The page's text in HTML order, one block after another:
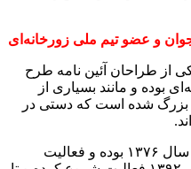
و عضو تیم ملی زورخانه‌ای
از طراحان آئین نامه طرح
بوده و مانند بسیاری از
بزرگ شده است که دستی در
این عضو تیم ملی زورخانه‌ای متولد سال ۱۳۷۶ بوده و فعالیت